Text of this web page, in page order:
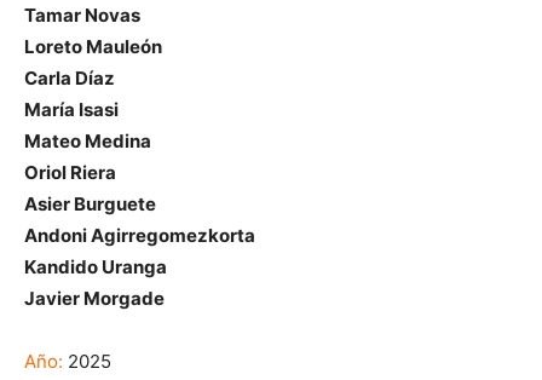
Tamar Novas
Loreto Mauleón
Carla Díaz
María Isasi
Mateo Medina
Oriol Riera
Asier Burguete
Andoni Agirregomezkorta
Kandido Uranga
Javier Morgade
Año: 2025